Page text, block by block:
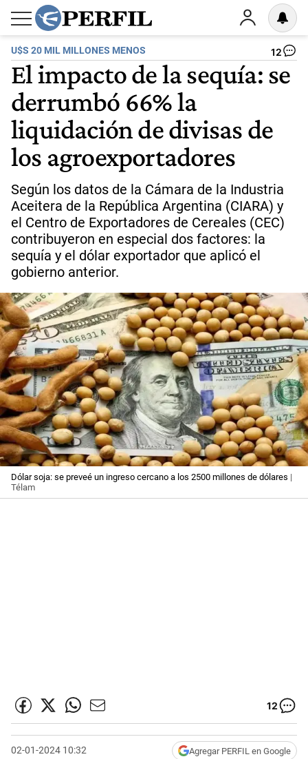
U$S 20 MIL MILLONES MENOS 12
El impacto de la sequía: se
derrumbó 66% la
liquidación de divisas de
los agroexportadores
Según los datos de la Cámara de la Industria
Aceitera de la República Argentina (CIARA) y
el Centro de Exportadores de Cereales (CEC)
contribuyeron en especial dos factores: la
sequía y el dólar exportador que aplicó el
gobierno anterior.
Dólar soja: se preveé un ingreso cercano a los 2500 millones de dólares |
Télam
12
02-01-2024 10:32 Agregar PERFIL en Google